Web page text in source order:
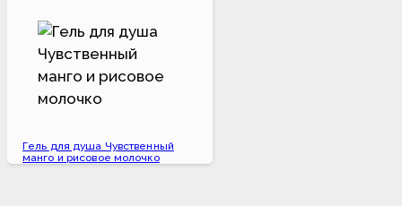
Гель для душа Чувственный
манго и рисовое молочко